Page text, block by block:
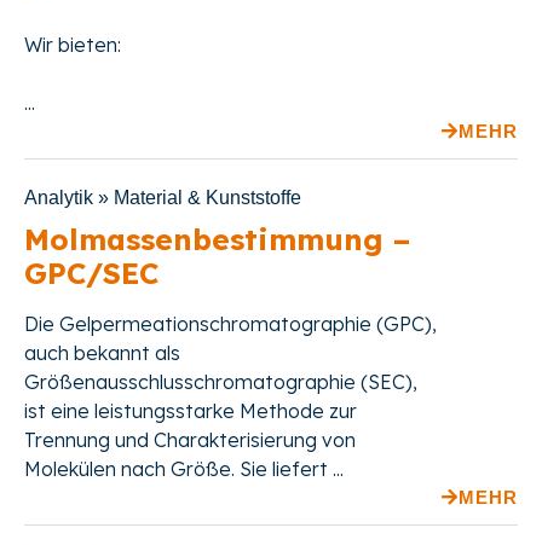
Wir bieten:
...
MEHR
Analytik » Material & Kunststoffe
Molmassenbestimmung –
GPC/SEC
Die Gelpermeationschromatographie (GPC),
auch bekannt als
Größenausschlusschromatographie (SEC),
ist eine leistungsstarke Methode zur
Trennung und Charakterisierung von
Molekülen nach Größe. Sie liefert ...
MEHR